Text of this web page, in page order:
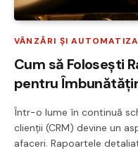
VÂNZĂRI ȘI
Cum să Folosești
pentru
Într-o lume în continuă
clienții (CRM) devine un
afaceri. Rapoartele